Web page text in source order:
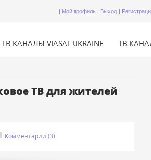
| Мой профиль | Выход |
ТВ КАНАЛЫ VIASAT UKRAINE ТВ
ТВ для жителей
Комментарии (3)